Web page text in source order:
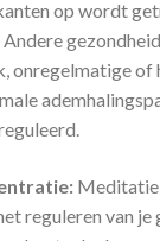
op wordt
Andere
onregelmatige of
Meditatie
reguleren van je